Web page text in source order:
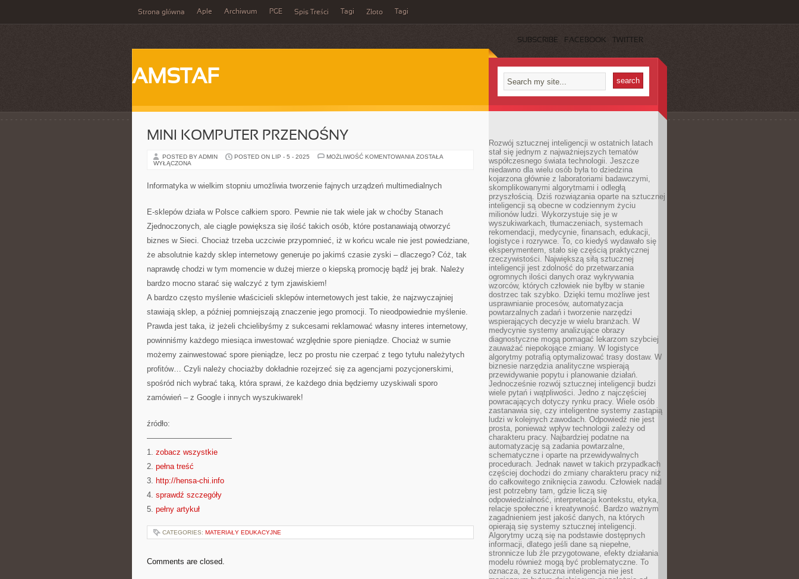
Strona główna Aple Archiwum PGE Spis Treści Tagi Złoto Tagi
SUBSCRIBE FACEBOOK TWITTER
AMSTAF
MINI KOMPUTER PRZENOŚNY
POSTED BY ADMIN POSTED ON LIP - 5 - 2025 MOŻLIWOŚĆ KOMENTOWANIA MINI
ZOSTAŁA
WYŁĄCZONA
Informatyka w wielkim stopniu umożliwia tworzenie fajnych urządzeń multimedialnych
E-sklepów działa w Polsce całkiem sporo. Pewnie nie tak wiele jak w choćby Stanach
Zjednoczonych, ale ciągle powiększa się ilość takich osób, które postanawiają otworzyć
biznes w Sieci. Chociaż trzeba uczciwie przypomnieć, iż w końcu wcale nie jest powiedziane,
że absolutnie każdy sklep internetowy generuje po jakimś czasie zyski – dlaczego? Cóż, tak
naprawdę chodzi w tym momencie w dużej mierze o kiepską promocję bądź jej brak. Należy
bardzo mocno starać się walczyć z tym zjawiskiem!
A bardzo często myślenie właścicieli sklepów internetowych jest takie, że najzwyczajniej
stawiają sklep, a później pomniejszają znaczenie jego promocji. To nieodpowiednie myślenie.
Prawda jest taka, iż jeżeli chcielibyśmy z sukcesami reklamować własny interes internetowy,
powinniśmy każdego miesiąca inwestować względnie spore pieniądze. Chociaż w sumie
możemy zainwestować spore pieniądze, lecz po prostu nie czerpać z tego tytułu należytych
profitów… Czyli należy chociażby dokładnie rozejrzeć się za agencjami pozycjonerskimi,
spośród nich wybrać taką, która sprawi, że każdego dnia będziemy uzyskiwali sporo
zamówień – z Google i innych wyszukiwarek!
źródło:
———————————
1. zobacz wszystkie
2. pełna treść
3. http://hensa-chi.info
4. sprawdź szczegóły
5. pełny artykuł
CATEGORIES: MATERIAŁY EDUKACYJNE
Comments are closed.
Rozwój sztucznej inteligencji w ostatnich latach
stał się jednym z najważniejszych tematów
współczesnego świata technologii. Jeszcze
niedawno dla wielu osób była to dziedzina
kojarzona głównie z laboratoriami badawczymi,
skomplikowanymi algorytmami i odległą
przyszłością. Dziś rozwiązania oparte na sztucznej
inteligencji są obecne w codziennym życiu
milionów ludzi. Wykorzystuje się je w
wyszukiwarkach, tłumaczeniach, systemach
rekomendacji, medycynie, finansach, edukacji,
logistyce i rozrywce. To, co kiedyś wydawało się
eksperymentem, stało się częścią praktycznej
rzeczywistości. Największą siłą sztucznej
inteligencji jest zdolność do przetwarzania
ogromnych ilości danych oraz wykrywania
wzorców, których człowiek nie byłby w stanie
dostrzec tak szybko. Dzięki temu możliwe jest
usprawnianie procesów, automatyzacja
powtarzalnych zadań i tworzenie narzędzi
wspierających decyzje w wielu branżach. W
medycynie systemy analizujące obrazy
diagnostyczne mogą pomagać lekarzom szybciej
zauważać niepokojące zmiany. W logistyce
algorytmy potrafią optymalizować trasy dostaw. W
biznesie narzędzia analityczne wspierają
przewidywanie popytu i planowanie działań.
Jednocześnie rozwój sztucznej inteligencji budzi
wiele pytań i wątpliwości. Jedno z najczęściej
powracających dotyczy rynku pracy. Wiele osób
zastanawia się, czy inteligentne systemy zastąpią
ludzi w kolejnych zawodach. Odpowiedź nie jest
prosta, ponieważ wpływ technologii zależy od
charakteru pracy. Najbardziej podatne na
automatyzację są zadania powtarzalne,
schematyczne i oparte na przewidywalnych
procedurach. Jednak nawet w takich przypadkach
częściej dochodzi do zmiany charakteru pracy niż
do całkowitego zniknięcia zawodu. Człowiek nadal
jest potrzebny tam, gdzie liczą się
odpowiedzialność, interpretacja kontekstu, etyka,
relacje społeczne i kreatywność. Bardzo ważnym
zagadnieniem jest jakość danych, na których
opierają się systemy sztucznej inteligencji.
Algorytmy uczą się na podstawie dostępnych
informacji, dlatego jeśli dane są niepełne,
stronnicze lub źle przygotowane, efekty działania
modelu również mogą być problematyczne. To
oznacza, że sztuczna inteligencja nie jest